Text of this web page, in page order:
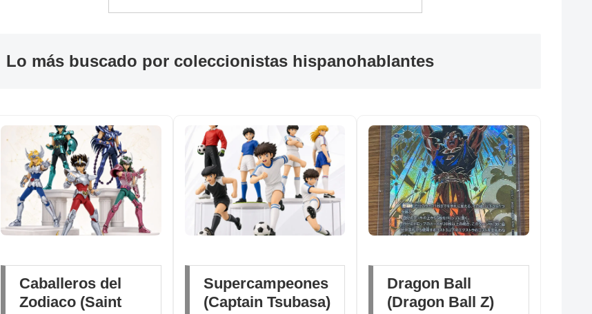
Lo más buscado por coleccionistas hispanohablantes
Caballeros del
Zodiaco (Saint
Supercampeones
(Captain Tsubasa)
Dragon Ball
(Dragon Ball Z)